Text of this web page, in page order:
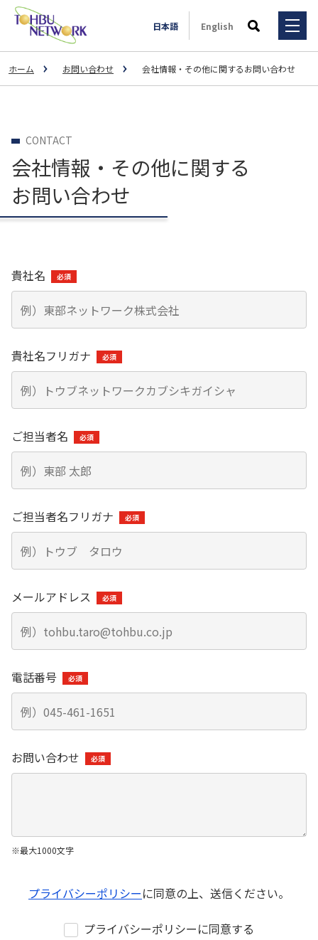
サービス・ソリューション
3PL事業
輸送マッチング事業
一般輸送事業
不動産賃貸事業
自動車整備事業
事例一覧
3PL
スポーツ用品メーカーM社様（大手運送会社Y社様とのコラ
大手ドラッグストアC社様
荷主様と外部倉庫のマッチング
トレーラーによる大型輸送：大手飲料メーカー様（複数
社）
スワップ輸送による働き方改善と輸送効率向上：大手飲料
メーカーS社様、大手製紙会社D様
特殊輸送
バラセメント：大手セメントメーカーU社様
ケミカル（危険物及び毒劇物等の化学物質）：化学品総合
産業用ガス（液化酸素、液化窒素、液化アルゴンなど）：
大手産業ガスメーカーN社様
輸送マッチング
輸送マッチング事業の事例
全国拠点
会社情報
ご挨拶
東部ネットワークの歩み
企業理念
会社概要
グループ企業
紹介動画
IR情報
長期ビジョン
中期経営計画
個人投資家の皆さまへ
IRメール配信サービス
ニュース一覧
コーポレート・ガバナンス
トップメッセージ
業績ハイライト
株式・株主総会情報
株主総会
株式状況
配当状況
株式事務のご案内
IRライブラリー
（資料一括ダウンロードを含む）
決算補足説明資料
株主通信
採用情報
弊社の事業やサービスに関しまして、
お気軽にお問い合わせください。
日本語 English
ホーム お問い合わせ 会社情報・その他に関するお問い合わせ
CONTACT
会社情報・その他に関する
お問い合わせ
貴社名
貴社名フリガナ
ご担当者名
ご担当者名フリガナ
メールアドレス
電話番号
お問い合わせ
※最大1000文字
プライバシーポリシーに同意の上、送信ください。
プライバシーポリシーに同意する